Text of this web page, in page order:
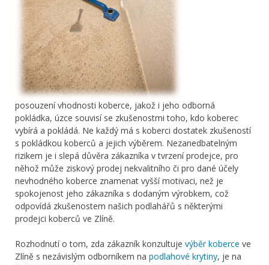
posouzení vhodnosti koberce, jakož i jeho odborná
pokládka, úzce souvisí se zkušenostmi toho, kdo koberec
vybírá a pokládá. Ne každý má s koberci dostatek zkušeností
s pokládkou koberců a jejich výběrem. Nezanedbatelným
rizikem je i slepá důvěra zákazníka v tvrzení prodejce, pro
něhož může ziskový prodej nekvalitního či pro dané účely
nevhodného koberce znamenat vyšší motivaci, než je
spokojenost jeho zákazníka s dodaným výrobkem, což
odpovídá zkušenostem našich podlahářů s některými
prodejci koberců ve Zlíně.
Rozhodnutí o tom, zda zákazník konzultuje výběr koberce ve
Zlíně s nezávislým odborníkem na podlahové krytiny, je na